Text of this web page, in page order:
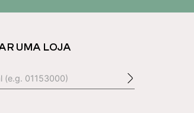
UMA LOJA